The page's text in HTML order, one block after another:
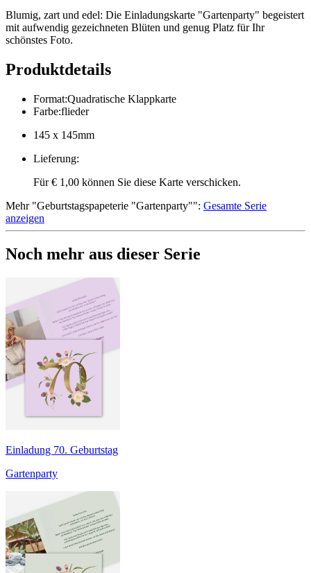
Blumig, zart und edel: Die Einladungskarte "Gartenparty" begeistert
mit aufwendig gezeichneten Blüten und genug Platz für Ihr
schönstes Foto.
Produktdetails
Format:Quadratische Klappkarte
Farbe:flieder
145 x 145mm
Lieferung:
Für € 1,00 können Sie diese Karte verschicken.
Mehr"Geburtstagspapeterie "Gartenparty"": Gesamte Serie
anzeigen
Noch mehr aus dieser Serie
Einladung 70. Geburtstag
Gartenparty